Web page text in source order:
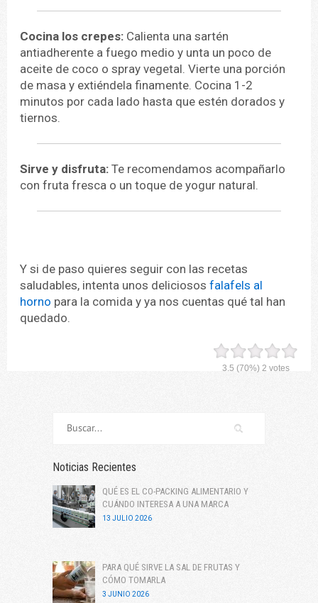
Cocina los crepes: Calienta una sartén
antiadherente a fuego medio y unta un poco de
aceite de coco o spray vegetal. Vierte una porción
de masa y extiéndela finamente. Cocina 1-2
minutos por cada lado hasta que estén dorados y
tiernos.
Sirve y disfruta: Te recomendamos acompañarlo
con fruta fresca o un toque de yogur natural.
Y si de paso quieres seguir con las recetas
saludables, intenta unos deliciosos falafels al
horno para la comida y ya nos cuentas qué tal han
quedado.
3.5 (70%) 2 votes
Noticias Recientes
QUÉ ES EL CO-PACKING ALIMENTARIO Y
CUÁNDO INTERESA A UNA MARCA
13 JULIO 2026
PARA QUÉ SIRVE LA SAL DE FRUTAS Y
CÓMO TOMARLA
3 JUNIO 2026